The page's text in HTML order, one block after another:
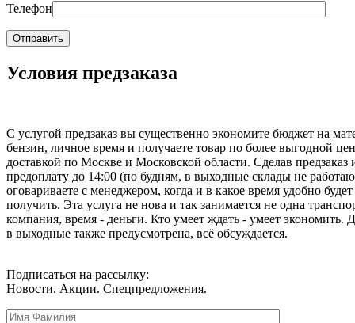
Телефон
Условия предзаказа
С услугой предзаказ вы существенно экономите бюджет на
бензин, личное время и получаете товар по более выгодной
доставкой по Москве и Московской области. Сделав предзаказ
предоплату до 14:00 (по будням, в выходные склады не
оговариваете с менеджером, когда и в какое время удобно будет
получить. Эта услуга не нова и так занимается не одна
компания, время - деньги. Кто умеет ждать - умеет экономить.
в выходные также предусмотрена, всё обсуждается.
Подписаться на рассылку:
Новости. Акции. Спецпредложения.